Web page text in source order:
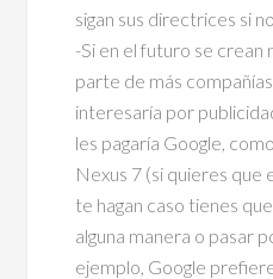
sigan sus directrices si
-Si en el futuro se crean
parte de más
interesaría por
les pagaría Google,
Nexus 7 (si quieres que
te hagan caso tienes
alguna manera o pasar
ejemplo, Google